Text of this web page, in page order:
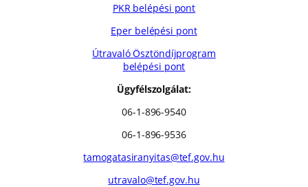
PKR belépési pont
Eper belépési pont
Útravaló Ösztöndíjprogram
belépési pont
Ügyfélszolgálat:
06-1-896-9540
06-1-896-9536
tamogatasiranyitas@tef.gov.hu
utravalo@tef.gov.hu